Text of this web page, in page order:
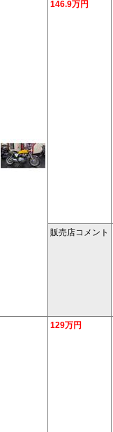
146.9万円
販売店コメント
129万円